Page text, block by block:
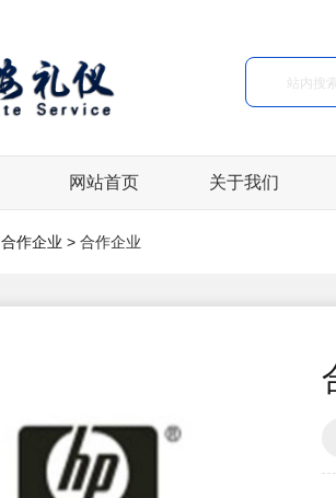
网站首页 关于我们
合作企业 > 合作企业